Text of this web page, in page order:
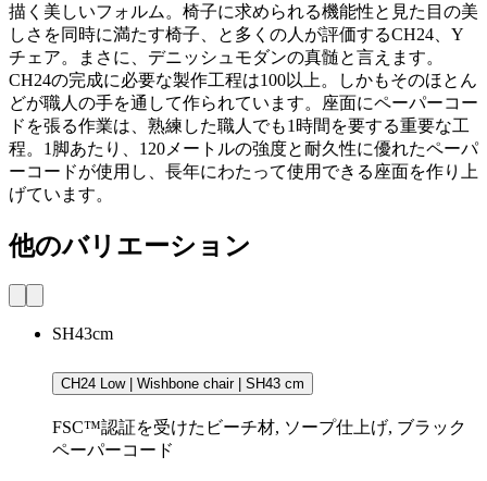
描く美しいフォルム。椅子に求められる機能性と見た目の美
しさを同時に満たす椅子、と多くの人が評価するCH24、Y
チェア。まさに、デニッシュモダンの真髄と言えます。
CH24の完成に必要な製作工程は100以上。しかもそのほとん
どが職人の手を通して作られています。座面にペーパーコー
ドを張る作業は、熟練した職人でも1時間を要する重要な工
程。1脚あたり、120メートルの強度と耐久性に優れたペーパ
ーコードが使用し、長年にわたって使用できる座面を作り上
げています。
他のバリエーション
SH43cm
CH24 Low | Wishbone chair | SH43 cm
FSC™認証を受けたビーチ材, ソープ仕上げ, ブラック
ペーパーコード